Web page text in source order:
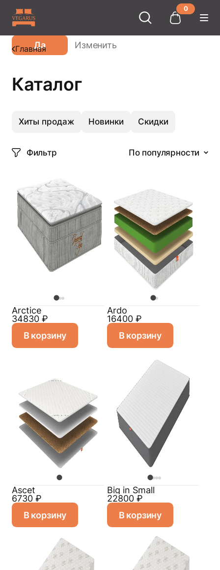
0
Ваш город
Да Изменить
Главная
Каталог
Хиты продаж Новинки Скидки
Фильтр По популярности
Arctice
34830 ₽
В корзину
Ardo
16400 ₽
В корзину
Ascet
6730 ₽
В корзину
Big in Small
22800 ₽
В корзину